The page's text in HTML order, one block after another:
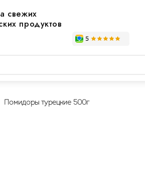
свежих
продуктов
Помидоры турецкие 500г